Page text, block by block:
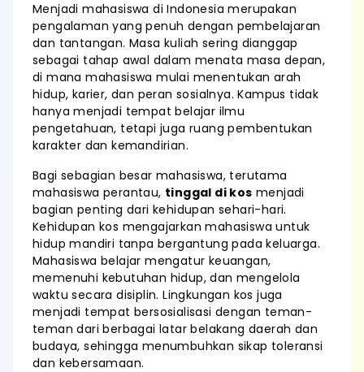
Menjadi mahasiswa di Indonesia merupakan
pengalaman yang penuh dengan pembelajaran
dan tantangan. Masa kuliah sering dianggap
sebagai tahap awal dalam menata masa depan,
di mana mahasiswa mulai menentukan arah
hidup, karier, dan peran sosialnya. Kampus tidak
hanya menjadi tempat belajar ilmu
pengetahuan, tetapi juga ruang pembentukan
karakter dan kemandirian.
Bagi sebagian besar mahasiswa, terutama
mahasiswa perantau, tinggal di kos menjadi
bagian penting dari kehidupan sehari-hari.
Kehidupan kos mengajarkan mahasiswa untuk
hidup mandiri tanpa bergantung pada keluarga.
Mahasiswa belajar mengatur keuangan,
memenuhi kebutuhan hidup, dan mengelola
waktu secara disiplin. Lingkungan kos juga
menjadi tempat bersosialisasi dengan teman-
teman dari berbagai latar belakang daerah dan
budaya, sehingga menumbuhkan sikap toleransi
dan kebersamaan.